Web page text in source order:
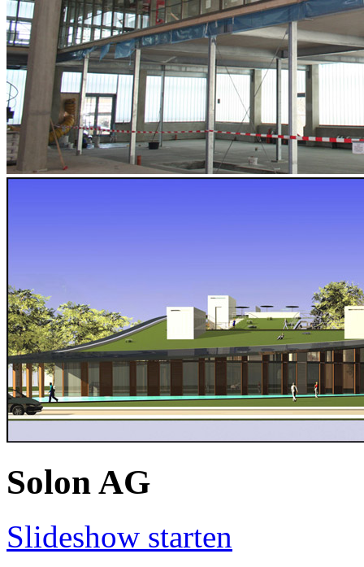
Solon AG
Slideshow starten